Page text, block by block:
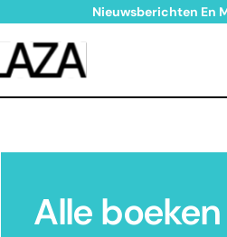
Nieuwsberichten En
Alle boeken